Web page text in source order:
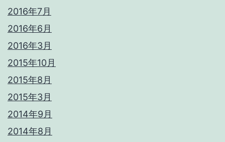
2016年7月
2016年6月
2016年3月
2015年10月
2015年8月
2015年3月
2014年9月
2014年8月